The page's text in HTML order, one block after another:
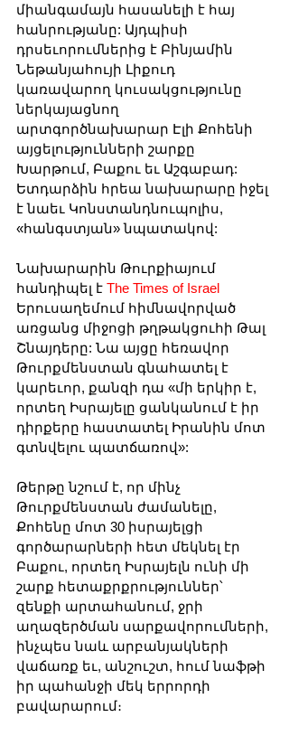
միանգամայն հասանելի է հայ
հանրությանը: Այդպիսի
դրսեւորումներից է Բինյամին
Նեթանյահույի Լիքուդ
կառավարող կուսակցությունը
ներկայացնող
արտգործնախարար Էլի Քոհենի
այցելությունների շարքը
Խարթում, Բաքու եւ Աշգաբադ:
Ետդարձին հրեա նախարարը իջել
է նաեւ Կոնստանդնուպոլիս,
«հանգստյան» նպատակով:
Նախարարին Թուրքիայում
հանդիպել է The Times of Israel
Երուսաղեմում հիմնավորված
առցանց միջոցի թղթակցուհի Թալ
Շնայդերը: Նա այցը հեռավոր
Թուրքմենստան գնահատել է
կարեւոր, քանզի դա «մի երկիր է,
որտեղ Իսրայելը ցանկանում է իր
դիրքերը հաստատել Իրանին մոտ
գտնվելու պատճառով»:
Թերթը նշում է, որ մինչ
Թուրքմենստան ժամանելը,
Քոհենը մոտ 30 իսրայելցի
գործարարների հետ մեկնել էր
Բաքու, որտեղ Իսրայելն ունի մի
շարք հետաքրքրություններ՝
զենքի արտահանում, ջրի
աղազերծման սարքավորումների,
ինչպես նաև արբանյակների
վաճառք եւ, անշուշտ, հում նաֆթի
իր պահանջի մեկ երրորդի
բավարարում։